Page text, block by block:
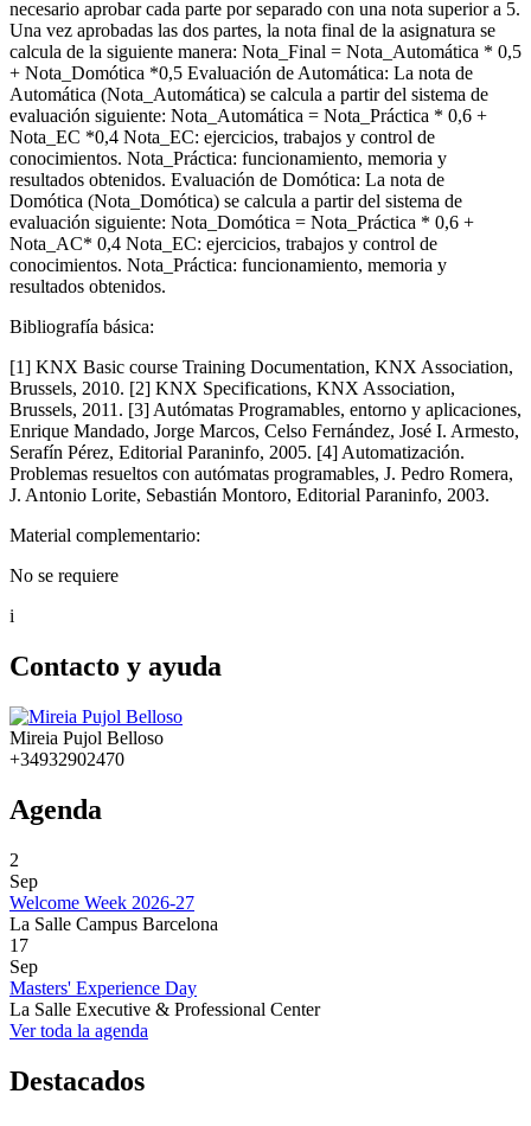
necesario aprobar cada parte por separado con una nota superior a 5.
Una vez aprobadas las dos partes, la nota final de la asignatura se
calcula de la siguiente manera: Nota_Final = Nota_Automática * 0,5
+ Nota_Domótica *0,5 Evaluación de Automática: La nota de
Automática (Nota_Automática) se calcula a partir del sistema de
evaluación siguiente: Nota_Automática = Nota_Práctica * 0,6 +
Nota_EC *0,4 Nota_EC: ejercicios, trabajos y control de
conocimientos. Nota_Práctica: funcionamiento, memoria y
resultados obtenidos. Evaluación de Domótica: La nota de
Domótica (Nota_Domótica) se calcula a partir del sistema de
evaluación siguiente: Nota_Domótica = Nota_Práctica * 0,6 +
Nota_AC* 0,4 Nota_EC: ejercicios, trabajos y control de
conocimientos. Nota_Práctica: funcionamiento, memoria y
resultados obtenidos.
Bibliografía básica:
[1] KNX Basic course Training Documentation, KNX Association,
Brussels, 2010. [2] KNX Specifications, KNX Association,
Brussels, 2011. [3] Autómatas Programables, entorno y aplicaciones,
Enrique Mandado, Jorge Marcos, Celso Fernández, José I. Armesto,
Serafín Pérez, Editorial Paraninfo, 2005. [4] Automatización.
Problemas resueltos con autómatas programables, J. Pedro Romera,
J. Antonio Lorite, Sebastián Montoro, Editorial Paraninfo, 2003.
Material complementario:
No se requiere
i
Contacto y ayuda
Mireia Pujol Belloso
+34932902470
Agenda
2
Sep
Welcome Week 2026-27
La Salle Campus Barcelona
17
Sep
Masters' Experience Day
La Salle Executive & Professional Center
Ver toda la agenda
Destacados